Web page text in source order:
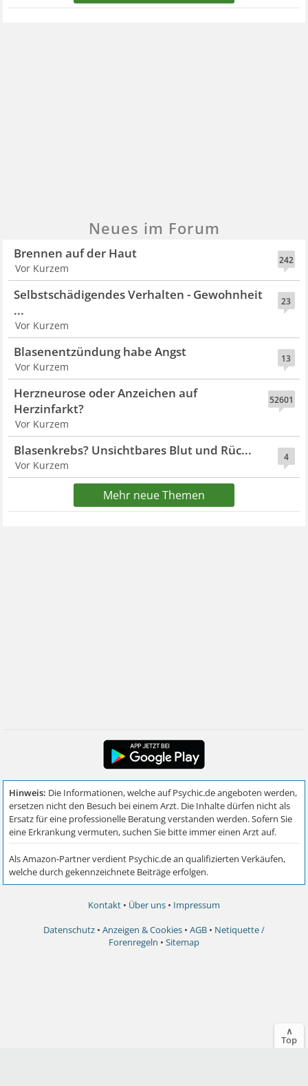
Neues im Forum
242
Brennen auf der Haut
Vor Kurzem
23
Selbstschädigendes Verhalten - Gewohnheit
...
Vor Kurzem
13
Blasenentzündung habe Angst
Vor Kurzem
52601
Herzneurose oder Anzeichen auf
Herzinfarkt?
Vor Kurzem
4
Blasenkrebs? Unsichtbares Blut und Rüc...
Vor Kurzem
Mehr neue Themen
Kontakt • Über uns • Impressum
Datenschutz • Anzeigen & Cookies • AGB • Netiquette /
Forenregeln • Sitemap
∧
Top